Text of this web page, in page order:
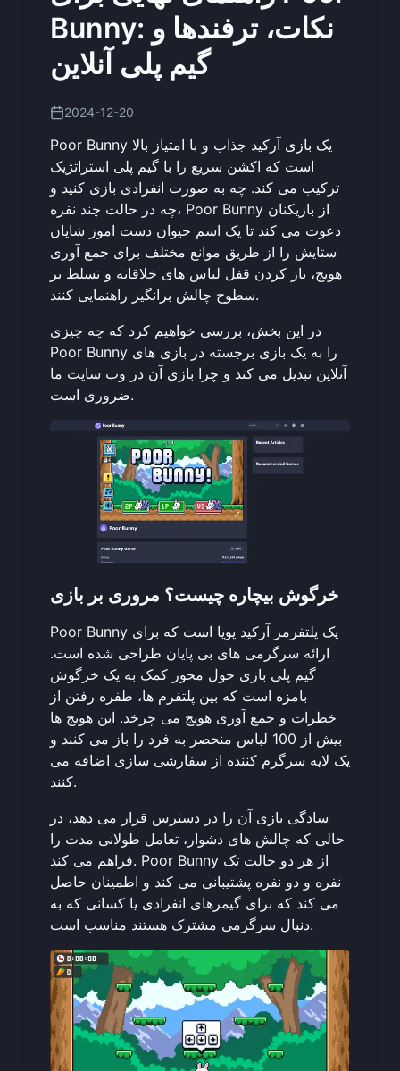
Bunny: نکات، ترفندها و
گیم پلی آنلاین
2024-12-20
Poor Bunny یک بازی آرکید جذاب و با امتیاز بالا
است که اکشن سریع را با گیم پلی استراتژیک
ترکیب می کند. چه به صورت انفرادی بازی کنید و
چه در حالت چند نفره، Poor Bunny از بازیکنان
دعوت می کند تا یک اسم حیوان دست اموز شایان
ستایش را از طریق موانع مختلف برای جمع آوری
هویج، باز کردن قفل لباس های خلاقانه و تسلط بر
سطوح چالش برانگیز راهنمایی کنند.
در این بخش، بررسی خواهیم کرد که چه چیزی
Poor Bunny را به یک بازی برجسته در بازی های
آنلاین تبدیل می کند و چرا بازی آن در وب سایت ما
ضروری است.
خرگوش بیچاره چیست؟ مروری بر بازی
Poor Bunny یک پلتفرمر آرکید پویا است که برای
ارائه سرگرمی های بی پایان طراحی شده است.
گیم پلی بازی حول محور کمک به یک خرگوش
بامزه است که بین پلتفرم ها، طفره رفتن از
خطرات و جمع آوری هویج می چرخد. این هویج ها
بیش از 100 لباس منحصر به فرد را باز می کنند و
یک لایه سرگرم کننده از سفارشی سازی اضافه می
کنند.
سادگی بازی آن را در دسترس قرار می دهد، در
حالی که چالش های دشوار، تعامل طولانی مدت را
فراهم می کند. Poor Bunny از هر دو حالت تک
نفره و دو نفره پشتیبانی می کند و اطمینان حاصل
می کند که برای گیمرهای انفرادی یا کسانی که به
دنبال سرگرمی مشترک هستند مناسب است.